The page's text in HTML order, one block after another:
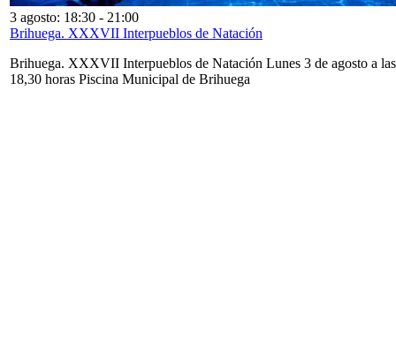
3 agosto: 18:30 - 21:00
Brihuega. XXXVII Interpueblos de Natación
Brihuega. XXXVII Interpueblos de Natación Lunes 3 de agosto a las
18,30 horas Piscina Municipal de Brihuega